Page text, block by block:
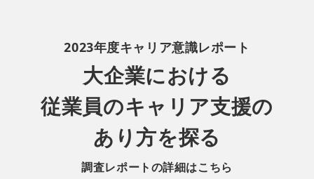
2023年度キャリア意識レポート
大企業における
従業員のキャリア支援の
あり方を探る
調査レポートの詳細はこちら